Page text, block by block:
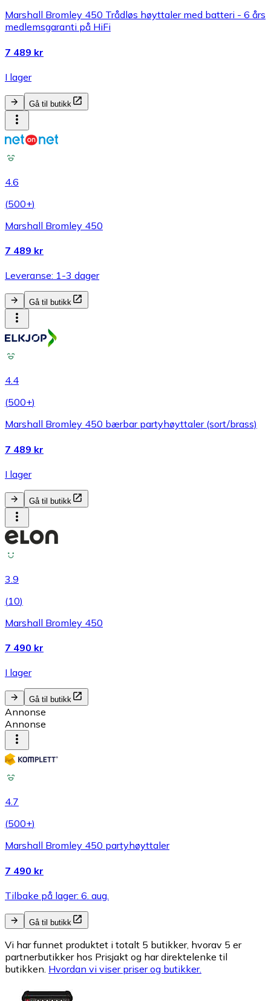
Marshall Bromley 450 Trådløs høyttaler med batteri - 6 års
medlemsgaranti på HiFi
7 489 kr
I lager
Gå til butikk
4.6
(500+)
Marshall Bromley 450
7 489 kr
Leveranse: 1-3 dager
Gå til butikk
4.4
(500+)
Marshall Bromley 450 bærbar partyhøyttaler (sort/brass)
7 489 kr
I lager
Gå til butikk
3.9
(10)
Marshall Bromley 450
7 490 kr
I lager
Gå til butikk
Annonse
Annonse
4.7
(500+)
Marshall Bromley 450 partyhøyttaler
7 490 kr
Tilbake på lager: 6. aug.
Gå til butikk
Vi har funnet produktet i totalt 5 butikker, hvorav 5 er
partnerbutikker hos Prisjakt og har direktelenke til
butikken. Hvordan vi viser priser og butikker.